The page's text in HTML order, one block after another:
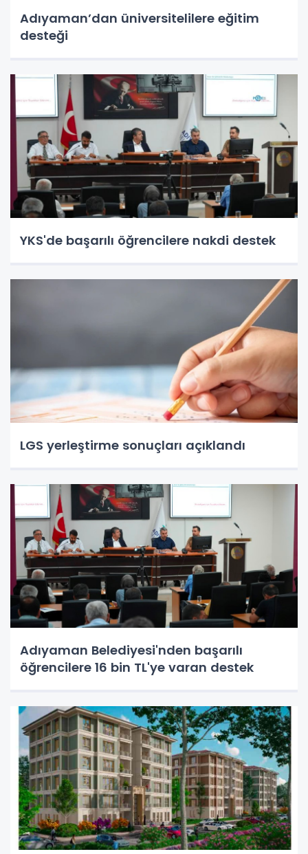
Adıyaman’dan üniversitelilere eğitim
desteği
YKS'de başarılı öğrencilere nakdi destek
LGS yerleştirme sonuçları açıklandı
Adıyaman Belediyesi'nden başarılı
öğrencilere 16 bin TL'ye varan destek